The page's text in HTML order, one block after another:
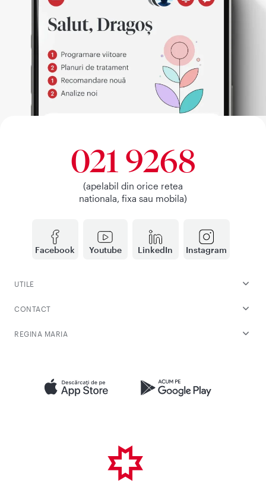
Facebook Youtube LinkedIn Instagram
021 9268
(apelabil din orice retea
nationala, fixa sau mobila)
UTILE
CONTACT
REGINA MARIA